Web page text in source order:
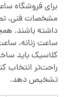
برای فروشگاه
مشخصات فنی،
داشته باشند.
ساعت زنانه،
کلاسیک باید
راحت‌تر انتخاب
تشخیص دهد.